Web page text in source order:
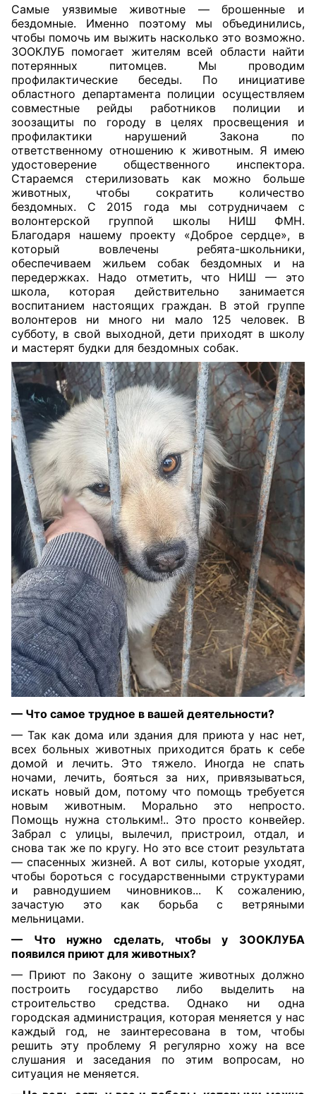
Самые уязвимые животные — брошенные и
бездомные. Именно поэтому мы объединились,
чтобы помочь им выжить насколько это возможно.
ЗООКЛУБ помогает жителям всей области найти
потерянных питомцев. Мы проводим
профилактические беседы. По инициативе
областного департамента полиции осуществляем
совместные рейды работников полиции и
зоозащиты по городу в целях просвещения и
профилактики нарушений Закона по
ответственному отношению к животным. Я имею
удостоверение общественного инспектора.
Стараемся стерилизовать как можно больше
животных, чтобы сократить количество
бездомных. С 2015 года мы сотрудничаем с
волонтерской группой школы НИШ ФМН.
Благодаря нашему проекту «Доброе сердце», в
который вовлечены ребята-школьники,
обеспечиваем жильем собак бездомных и на
передержках. Надо отметить, что НИШ — это
школа, которая действительно занимается
воспитанием настоящих граждан. В этой группе
волонтеров ни много ни мало 125 человек. В
субботу, в свой выходной, дети приходят в школу
и мастерят будки для бездомных собак.
— Что самое трудное в вашей деятельности?
— Так как дома или здания для приюта у нас нет,
всех больных животных приходится брать к себе
домой и лечить. Это тяжело. Иногда не спать
ночами, лечить, бояться за них, привязываться,
искать новый дом, потому что помощь требуется
новым животным. Морально это непросто.
Помощь нужна стольким!.. Это просто конвейер.
Забрал с улицы, вылечил, пристроил, отдал, и
снова так же по кругу. Но это все стоит результата
— спасенных жизней. А вот силы, которые уходят,
чтобы бороться с государственными структурами
и равнодушием чиновников... К сожалению,
зачастую это как борьба с ветряными
мельницами.
— Что нужно сделать, чтобы у ЗООКЛУБА
появился приют для животных?
— Приют по Закону о защите животных должно
построить государство либо выделить на
строительство средства. Однако ни одна
городская администрация, которая меняется у нас
каждый год, не заинтересована в том, чтобы
решить эту проблему Я регулярно хожу на все
слушания и заседания по этим вопросам, но
ситуация не меняется.